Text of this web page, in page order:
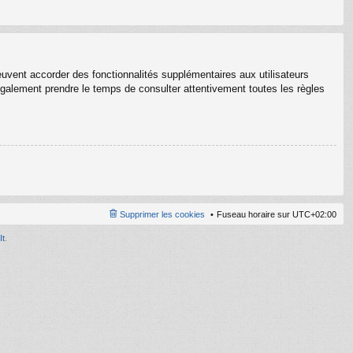
accorder des fonctionnalités supplémentaires aux utilisateurs
prendre le temps de consulter attentivement toutes les règles
Fuseau horaire sur UTC+02:00
Supprimer les cookies